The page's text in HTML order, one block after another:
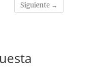
Siguiente →